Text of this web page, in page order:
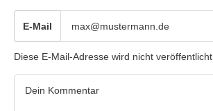
E-Mail
Diese E-Mail-Adresse wird nicht veröffentlicht